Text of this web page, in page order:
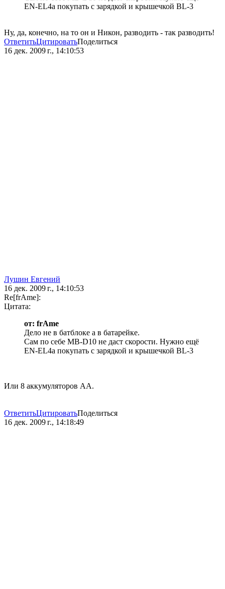
EN-EL4a покупать с зарядкой и крышечкой BL-3
Ну, да, конечно, на то он и Никон, разводить - так разводить!
ОтветитьЦитироватьПоделиться
16 дек. 2009 г., 14:10:53
Лушин Евгений
16 дек. 2009 г., 14:10:53
Re[frAme]:
Цитата:
от: frAme
Дело не в батблоке а в батарейке.
Сам по себе MB-D10 не даст скорости. Нужно ещё
EN-EL4a покупать с зарядкой и крышечкой BL-3
Или 8 аккумуляторов АА.
ОтветитьЦитироватьПоделиться
16 дек. 2009 г., 14:18:49